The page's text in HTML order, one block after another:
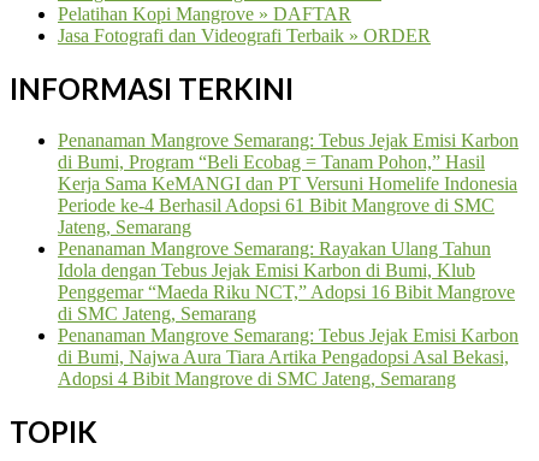
Pelatihan Kopi Mangrove » DAFTAR
Jasa Fotografi dan Videografi Terbaik » ORDER
INFORMASI TERKINI
Penanaman Mangrove Semarang: Tebus Jejak Emisi Karbon
di Bumi, Program “Beli Ecobag = Tanam Pohon,” Hasil
Kerja Sama KeMANGI dan PT Versuni Homelife Indonesia
Periode ke-4 Berhasil Adopsi 61 Bibit Mangrove di SMC
Jateng, Semarang
Penanaman Mangrove Semarang: Rayakan Ulang Tahun
Idola dengan Tebus Jejak Emisi Karbon di Bumi, Klub
Penggemar “Maeda Riku NCT,” Adopsi 16 Bibit Mangrove
di SMC Jateng, Semarang
Penanaman Mangrove Semarang: Tebus Jejak Emisi Karbon
di Bumi, Najwa Aura Tiara Artika Pengadopsi Asal Bekasi,
Adopsi 4 Bibit Mangrove di SMC Jateng, Semarang
TOPIK